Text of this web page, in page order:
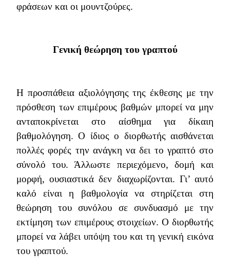
φράσεων και οι μουντζούρες.
Γενική θεώρηση του γραπτού
Η προσπάθεια αξιολόγησης της έκθεσης με την
πρόσθεση των επιμέρους βαθμών μπορεί να μην
ανταποκρίνεται στο αίσθημα για δίκαιη
βαθμολόγηση. Ο ίδιος ο διορθωτής αισθάνεται
πολλές φορές την ανάγκη να δει το γραπτό στο
σύνολό του. Άλλωστε περιεχόμενο, δομή και
μορφή, ουσιαστικά δεν διαχωρίζονται. Γι’ αυτό
καλό είναι η βαθμολογία να στηρίζεται στη
θεώρηση του συνόλου σε συνδυασμό με την
εκτίμηση των επιμέρους στοιχείων. Ο διορθωτής
μπορεί να λάβει υπόψη του και τη γενική εικόνα
του γραπτού.